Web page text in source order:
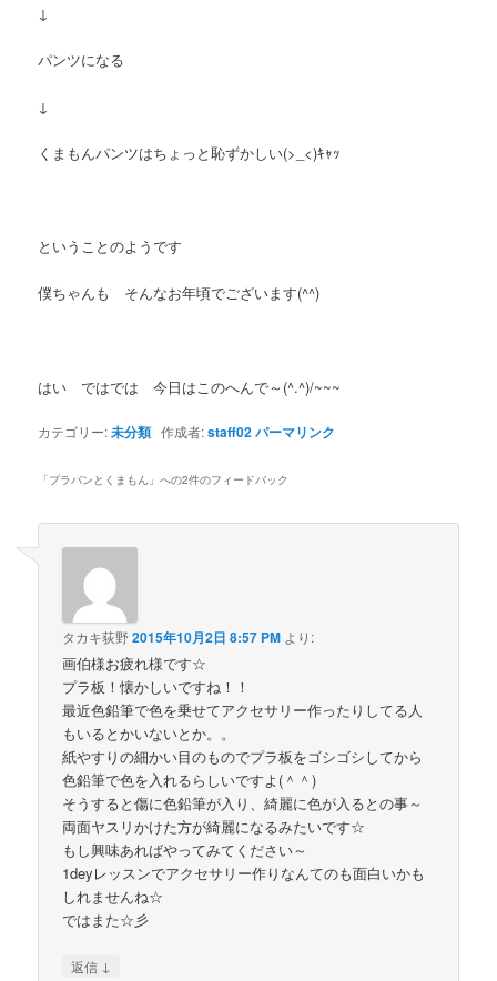
↓
パンツになる
↓
くまもんパンツはちょっと恥ずかしい(>_<)ｷｬｯ
ということのようです
僕ちゃんも そんなお年頃でございます(^^)
はい ではでは 今日はこのへんで～(^.^)/~~~
カテゴリー:未分類 作成者:staff02パーマリンク
「プラバンとくまもん 」への2件のフィードバック
タカキ荻野2015年10月2日 8:57 PM より:
画伯様お疲れ様です☆
プラ板！懐かしいですね！！
最近色鉛筆で色を乗せてアクセサリー作ったりしてる人
もいるとかいないとか。。
紙やすりの細かい目のものでプラ板をゴシゴシしてから
色鉛筆で色を入れるらしいですよ(＾＾)
そうすると傷に色鉛筆が入り、綺麗に色が入るとの事～
両面ヤスリかけた方が綺麗になるみたいです☆
もし興味あればやってみてください～
1deyレッスンでアクセサリー作りなんてのも面白いかも
しれませんね☆
ではまた☆彡
返信 ↓